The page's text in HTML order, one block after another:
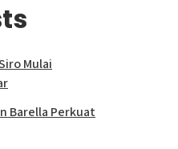
Mulai
Barella Perkuat